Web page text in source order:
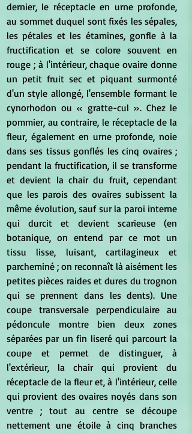
dernier, le réceptacle en urne profonde,
au sommet duquel sont fixés les sépales,
les pétales et les étamines, gonfle à la
fructification et se colore souvent en
rouge ; à l'intérieur, chaque ovaire donne
un petit fruit sec et piquant surmonté
d'un style allongé, l'ensemble formant le
cynorhodon ou « gratte-cul ». Chez le
pommier, au contraire, le réceptacle de la
fleur, également en urne profonde, noie
dans ses tissus gonflés les cinq ovaires ;
pendant la fructification, il se transforme
et devient la chair du fruit, cependant
que les parois des ovaires subissent la
même évolution, sauf sur la paroi interne
qui durcit et devient scarieuse (en
botanique, on entend par ce mot un
tissu lisse, luisant, cartilagineux et
parcheminé ; on reconnaît là aisément les
petites pièces raides et dures du trognon
qui se prennent dans les dents). Une
coupe transversale perpendiculaire au
pédoncule montre bien deux zones
séparées par un fin liseré qui parcourt la
coupe et permet de distinguer, à
l'extérieur, la chair qui provient du
réceptacle de la fleur et, à l'intérieur, celle
qui provient des ovaires noyés dans son
ventre ; tout au centre se découpe
nettement une étoile à cinq branches